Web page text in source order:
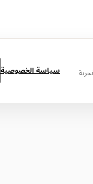
سياسة الخصوصية